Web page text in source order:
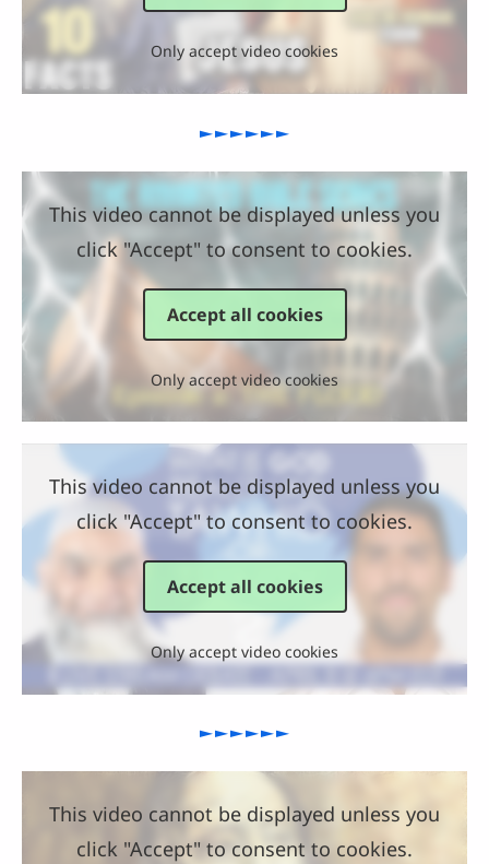
Only accept video cookies
►►►►►►
This video cannot be displayed unless you
click "Accept" to consent to cookies.
Accept all cookies
Only accept video cookies
This video cannot be displayed unless you
click "Accept" to consent to cookies.
Accept all cookies
Only accept video cookies
►►►►►►
This video cannot be displayed unless you
click "Accept" to consent to cookies.